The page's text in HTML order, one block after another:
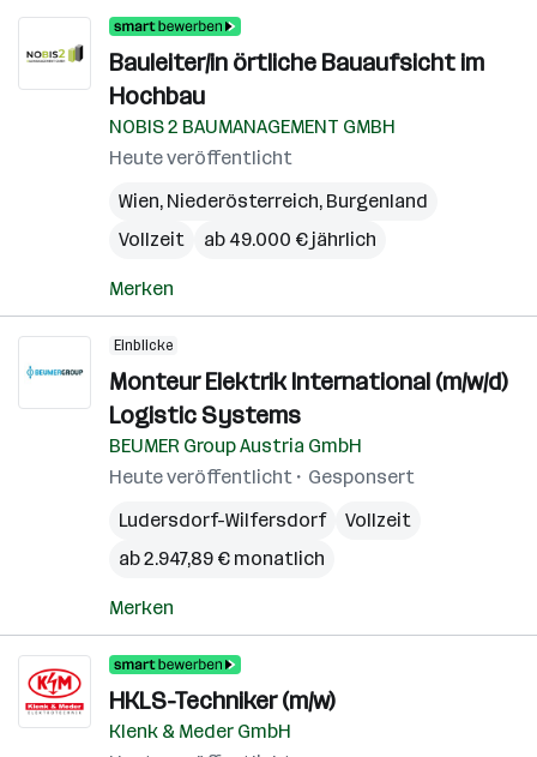
Bauleiter/in örtliche Bauaufsicht im
Hochbau
NOBIS 2 BAUMANAGEMENT GMBH
Heute veröffentlicht
Wien, Niederösterreich, Burgenland
Vollzeit
ab 49.000 € jährlich
Merken
Einblicke
Monteur Elektrik International (m/w/d)
Logistic Systems
BEUMER Group Austria GmbH
Heute veröffentlicht
Gesponsert
Ludersdorf-Wilfersdorf
Vollzeit
ab 2.947,89 € monatlich
Merken
HKLS-Techniker (m/w)
Klenk & Meder GmbH